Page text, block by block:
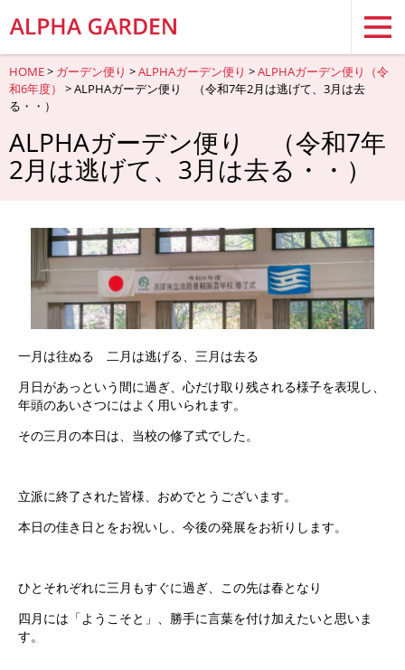
HOME> ガーデン便り >ALPHAガーデン便り >ALPHAガーデン便り（令
和6年度）
> ALPHAガーデン便り （令和7年2月は逃げて、3月は去
る・・）
ALPHAガーデン便り （令和7年
2月は逃げて、3月は去る・・）
一月は往ぬる 二月は逃げる、三月は去る
月日があっという間に過ぎ、心だけ取り残される様子を表現し、
年頭のあいさつにはよく用いられます。
その三月の本日は、当校の修了式でした。
立派に終了された皆様、おめでとうございます。
本日の佳き日とをお祝いし、今後の発展をお祈りします。
ひとそれぞれに三月もすぐに過ぎ、この先は春となり
四月には「ようこそと」、勝手に言葉を付け加えたいと思いま
す。